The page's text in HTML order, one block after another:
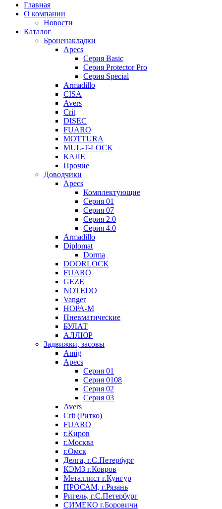
Главная
О компании
Новости
Каталог
Броненакладки
Apecs
Серия Basic
Серия Protector Pro
Серия Special
Armadillo
CISA
Avers
Crit
DISEC
FUARO
MOTTURA
MUL-T-LOCK
КАЛЕ
Прочие
Доводчики
Apecs
Комплектующие
Серия 01
Серия 07
Серия 2.0
Серия 4.0
Armadillo
Diplomat
Dorma
DOORLOCK
FUARO
GEZE
NOTEDO
Vanger
НОРА-М
Пневматические
БУЛАТ
АЛЛЮР
Задвижки, засовы
Amig
Apecs
Серия 01
Серия 0108
Серия 02
Серия 03
Avers
Crit (Ритко)
FUARO
г.Киров
г.Москва
г.Омск
Делга, г.С.Петербург
КЭМЗ г.Ковров
Металлист г.Кунгур
ПРОСАМ, г.Рязань
Ригель, г.С.Петербург
СИМЕКО г.Боровичи